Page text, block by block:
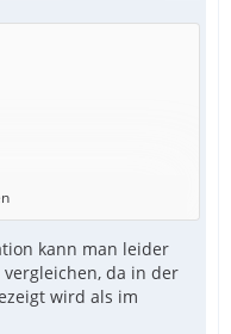
kann man leider
da in der
wird als im